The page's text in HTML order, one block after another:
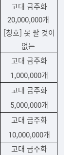
고대 금주화
20,000,000개
[칭호] 못 팔 것이
없는
고대 금주화
1,000,000개
고대 금주화
5,000,000개
고대 금주화
10,000,000개
고대 금주화